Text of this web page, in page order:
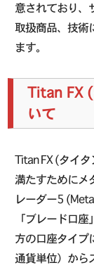
意されており、
取扱商品、技術
ます。
Titan FX
いて
Titan FX (タイ
満たすためにメ
レーダー5
「ブレード口
方の口座タイ
通貨単位）か